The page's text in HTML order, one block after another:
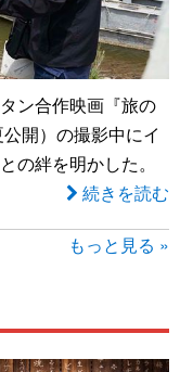
ン合作映画『旅の
開）の撮影中にイ
の絆を明かした。
続きを読む
もっと見る »